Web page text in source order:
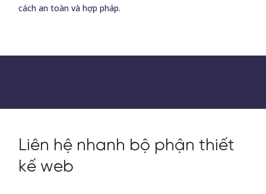
cách an toàn và hợp pháp.
Liên hệ nhanh bộ phận thiết
kế web